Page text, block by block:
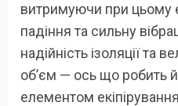
витримуючи при цьому
падіння та сильну
надійність ізоляції та
об’єм — ось що робить
елементом